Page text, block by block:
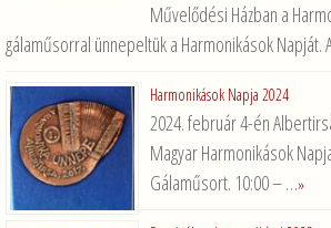
Művelődési Házban a
gálaműsorral ünnepeltük a Harmonikások Napját.
Harmonikások Napja 2024
2024. február 4-én
Magyar Harmonikások
Gálaműsort. 10:00 – …»